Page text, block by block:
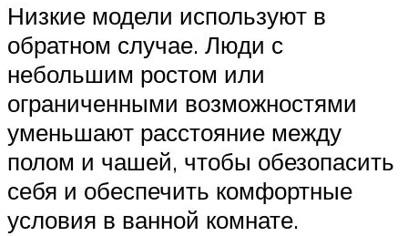
Низкие модели используют в
обратном случае. Люди с
небольшим ростом или
ограниченными возможностями
уменьшают расстояние между
полом и чашей, чтобы обезопасить
себя и обеспечить комфортные
условия в ванной комнате.